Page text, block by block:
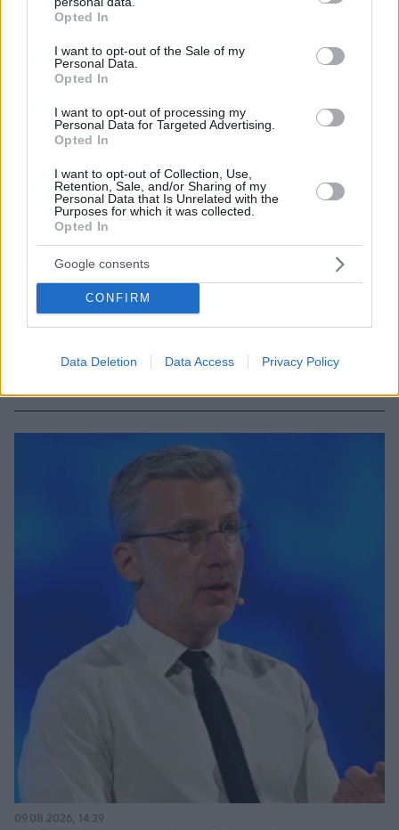
grant or deny consent to Google and its third-party tags to
use your data for below specified purposes in below Google
consent section.
Opted In
I want to opt-out of the Sale of my
Personal Data.
Opted In
I want to opt-out of processing my
Personal Data for Targeted Advertising.
Opted In
I want to opt-out of Collection, Use,
Retention, Sale, and/or Sharing of my
Personal Data that Is Unrelated with the
Purposes for which it was collected.
Opted In
Google consents
CONFIRM
Data Deletion Data Access Privacy Policy
Γιαννακόπουλος για Ολυμπιακό: «Πριν 10 χρόνια
μπάσκετ είναι πορτοκαλί» - Τι είπε για Αταμάν,
09.08.2026, 18:32
09.08.2026, 14:39